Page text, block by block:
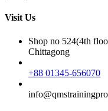
Visit Us
Shop no 524(4th
Chittagong
+88 01345-656070